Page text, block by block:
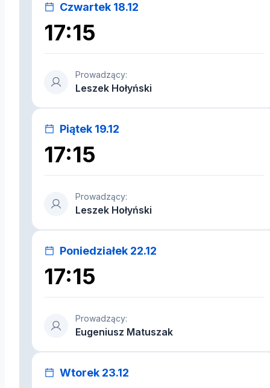
Czwartek 18.12
17:15
Prowadzący:
Leszek Hołyński
Piątek 19.12
17:15
Prowadzący:
Leszek Hołyński
Poniedziałek 22.12
17:15
Prowadzący:
Eugeniusz Matuszak
Wtorek 23.12